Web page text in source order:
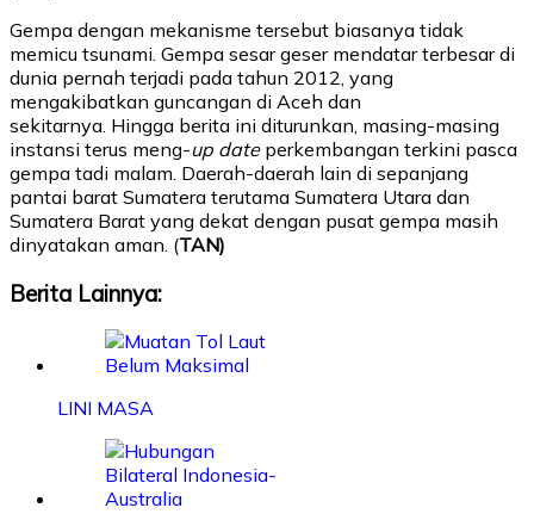
Gempa dengan mekanisme tersebut biasanya tidak
memicu tsunami. Gempa sesar geser mendatar terbesar di
dunia pernah terjadi pada tahun 2012, yang
mengakibatkan guncangan di Aceh dan
sekitarnya. Hingga berita ini diturunkan, masing-masing
instansi terus meng-up dateperkembangan terkini pasca
gempa tadi malam. Daerah-daerah lain di sepanjang
pantai barat Sumatera terutama Sumatera Utara dan
Sumatera Barat yang dekat dengan pusat gempa masih
dinyatakan aman. (TAN)
Berita Lainnya:
LINI MASA